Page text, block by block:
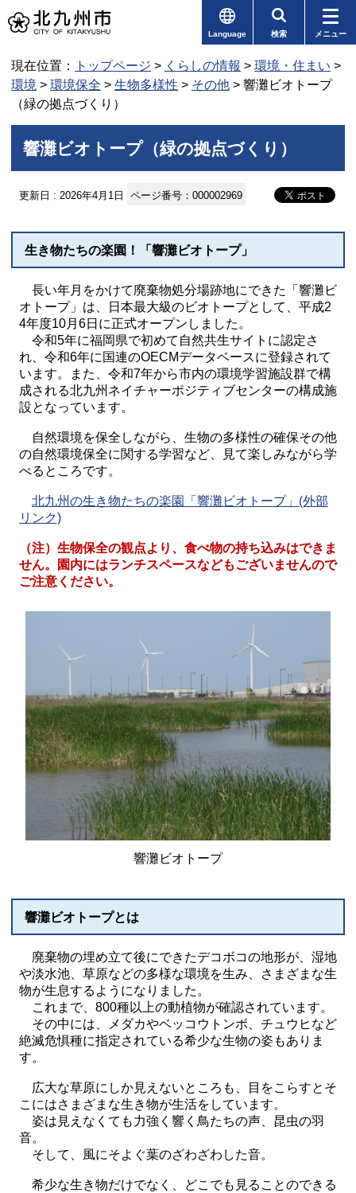
Language 検索 メニュー
現在位置： トップページ > くらしの情報 > 環境・住まい >
環境 > 環境保全 > 生物多様性 > その他 > 響灘ビオトープ
（緑の拠点づくり）
響灘ビオトープ（緑の拠点づくり）
更新日 : 2026年4月1日 ページ番号：000002969
生き物たちの楽園！「響灘ビオトープ」
長い年月をかけて廃棄物処分場跡地にできた「響灘ビ
オトープ」は、日本最大級のビオトープとして、平成2
4年度10月6日に正式オープンしました。
令和5年に福岡県で初めて自然共生サイトに認定さ
れ、令和6年に国連のOECMデータベースに登録されて
います。また、令和7年から市内の環境学習施設群で構
成される北九州ネイチャーポジティブセンターの構成施
設となっています。
自然環境を保全しながら、生物の多様性の確保その他
の自然環境保全に関する学習など、見て楽しみながら学
べるところです。
北九州の生き物たちの楽園「響灘ビオトープ」(外部
リンク)
（注）生物保全の観点より、食べ物の持ち込みはできま
せん。園内にはランチスペースなどもございませんので
ご注意ください。
響灘ビオトープ
響灘ビオトープとは
廃棄物の埋め立て後にできたデコボコの地形が、湿地
や淡水池、草原などの多様な環境を生み、さまざまな生
物が生息するようになりました。
これまで、800種以上の動植物が確認されています。
その中には、メダカやベッコウトンボ、チュウヒなど
絶滅危惧種に指定されている希少な生物の姿もありま
す。
広大な草原にしか見えないところも、目をこらすとそ
こにはさまざまな生き物が生活をしています。
姿は見えなくても力強く響く鳥たちの声、昆虫の羽
音。
そして、風にそよぐ葉のざわざわした音。
希少な生き物だけでなく、どこでも見ることのできる